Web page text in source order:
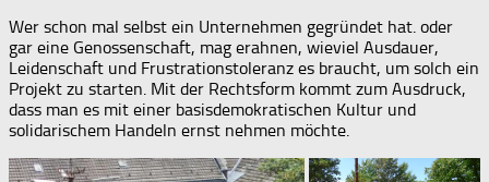
Wer schon mal selbst ein Unternehmen gegründet hat. oder
gar eine Genossenschaft, mag erahnen, wieviel Ausdauer,
Leidenschaft und Frustrationstoleranz es braucht, um solch ein
Projekt zu starten. Mit der Rechtsform kommt zum Ausdruck,
dass man es mit einer basisdemokratischen Kultur und
solidarischem Handeln ernst nehmen möchte.